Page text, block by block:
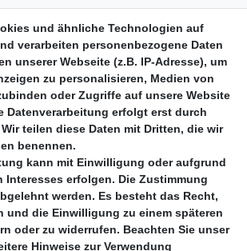
und ähnliche Technologien auf
verarbeiten personenbezogene Daten
unserer Webseite (z.B. IP-Adresse), um
zu personalisieren, Medien von
oder Zugriffe auf unsere Website
Datenverarbeitung erfolgt erst durch
teilen diese Daten mit Dritten, die wir
benennen.
kann mit Einwilligung oder aufgrund
Interesses erfolgen. Die Zustimmung
werden. Es besteht das Recht,
und die Einwilligung zu einem späteren
oder zu widerrufen. Beachten Sie unser
Hinweise zur Verwendung